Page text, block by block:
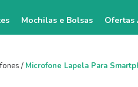
Mochilas e Bolsas Ofertas
/ Microfone Lapela Para